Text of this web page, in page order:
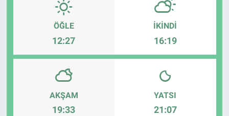
ÖĞLE
12:27
İKINDI
16:19
AKŞAM
19:33
YATSI
21:07
Magazin